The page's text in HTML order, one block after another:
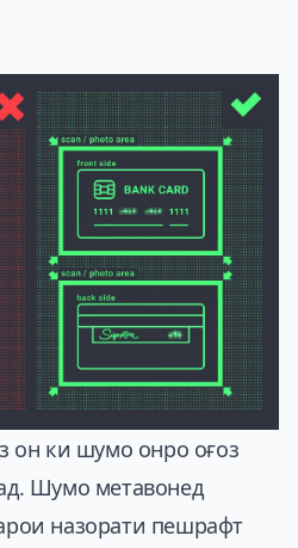
он ки шумо онро оғоз
Шумо метавонед
назорати пешрафт